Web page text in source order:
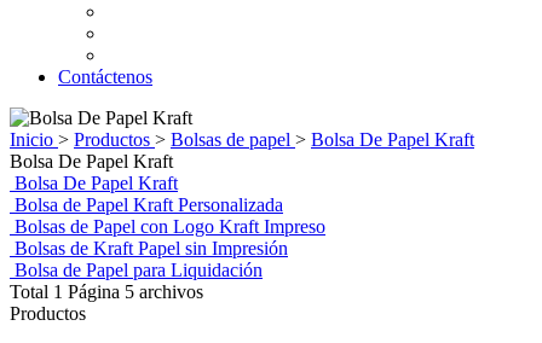
Contáctenos
Inicio > Productos > Bolsas de papel > Bolsa De Papel Kraft
Bolsa De Papel Kraft
Bolsa De Papel Kraft
Bolsa de Papel Kraft Personalizada
Bolsas de Papel con Logo Kraft Impreso
Bolsas de Kraft Papel sin Impresión
Bolsa de Papel para Liquidación
Total 1 Página 5 archivos
Productos